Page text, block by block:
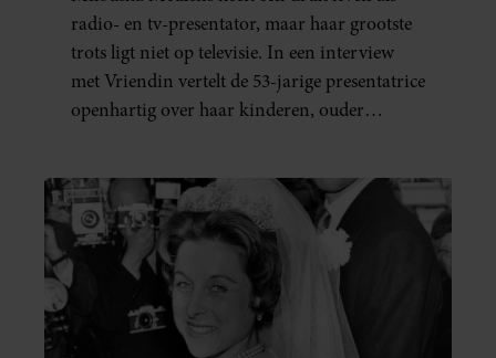
radio- en tv-presentator, maar haar grootste
trots ligt niet op televisie. In een interview
met Vriendin vertelt de 53-jarige presentatrice
openhartig over haar kinderen, ouder
welke levenslessen haar vandaag de dag het
meest bezighouden.